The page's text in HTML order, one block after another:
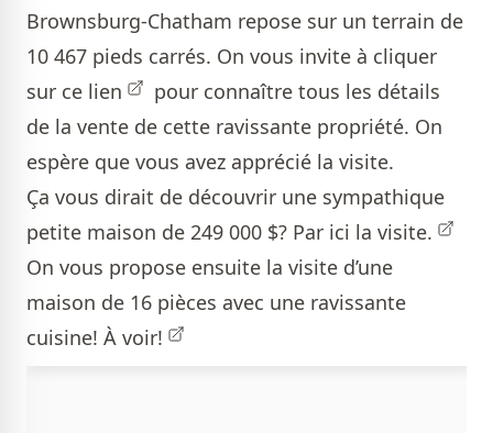
Brownsburg-Chatham repose sur un terrain de
10 467 pieds carrés. On vous invite à cliquer
sur ce lien
pour connaître tous les détails
de la vente de cette ravissante propriété. On
espère que vous avez apprécié la visite.
Ça vous dirait de découvrir une sympathique
petite maison de 249 000 $? Par ici la visite.
On vous propose ensuite la visite d’une
maison de 16 pièces avec une ravissante
cuisine! À voir!